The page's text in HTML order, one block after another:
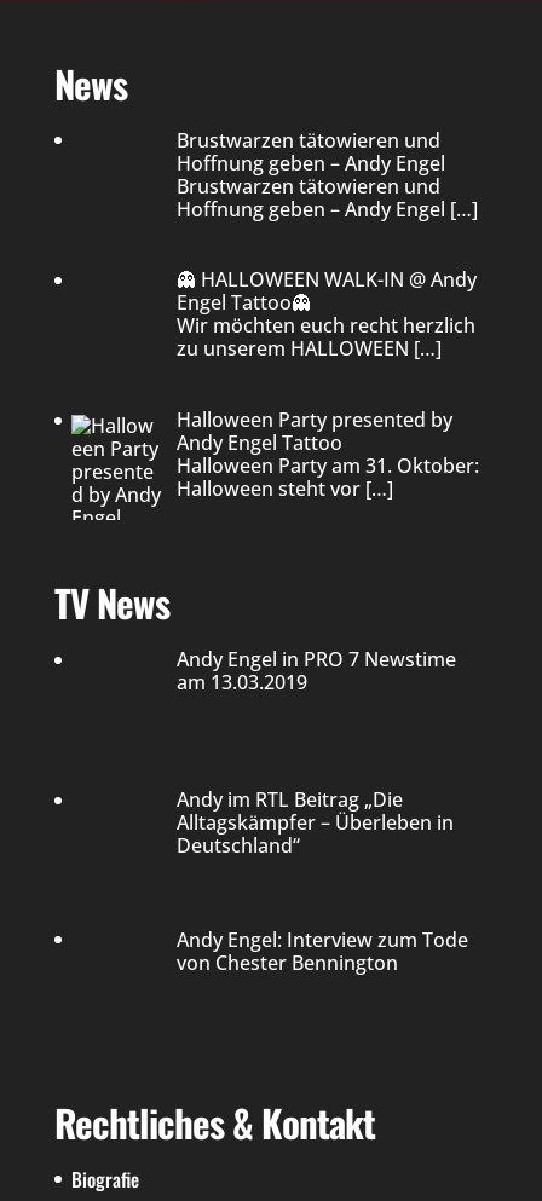
News
Brustwarzen tätowieren und
Hoffnung geben – Andy Engel
Brustwarzen tätowieren und
Hoffnung geben – Andy Engel […]
👻 HALLOWEEN WALK-IN @ Andy
Engel Tattoo👻
Wir möchten euch recht herzlich
zu unserem HALLOWEEN […]
Halloween Party presented by
Andy Engel Tattoo
Halloween Party am 31. Oktober:
Halloween steht vor […]
TV News
Andy Engel in PRO 7 Newstime
am 13.03.2019
Andy im RTL Beitrag „Die
Alltagskämpfer – Überleben in
Deutschland“
Andy Engel: Interview zum Tode
von Chester Bennington
Rechtliches & Kontakt
Biografie